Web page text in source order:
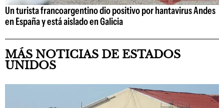
Un turista francoargentino dio positivo por hantavirus Andes
en España y está aislado en Galicia
MÁS NOTICIAS DE ESTADOS
UNIDOS